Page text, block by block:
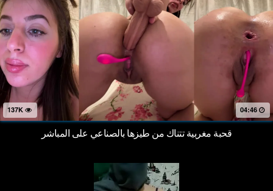
04:46
قحبة مغربية تتناك من طيزها بالصناعي على المباشر